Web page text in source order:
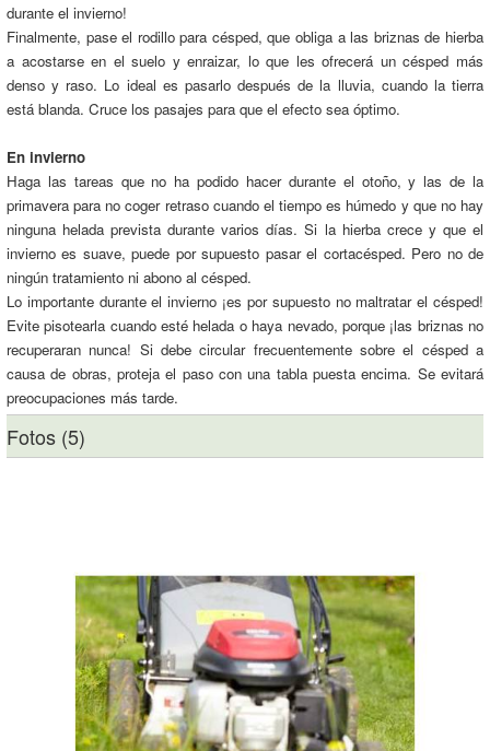
durante el invierno!
Finalmente, pase el rodillo para césped, que obliga a las briznas de hierba
a acostarse en el suelo y enraizar, lo que les ofrecerá un césped más
denso y raso. Lo ideal es pasarlo después de la lluvia, cuando la tierra
está blanda. Cruce los pasajes para que el efecto sea óptimo.
En invierno
Haga las tareas que no ha podido hacer durante el otoño, y las de la
primavera para no coger retraso cuando el tiempo es húmedo y que no hay
ninguna helada prevista durante varios días. Si la hierba crece y que el
invierno es suave, puede por supuesto pasar el cortacésped. Pero no de
ningún tratamiento ni abono al césped.
Lo importante durante el invierno ¡es por supuesto no maltratar el césped!
Evite pisotearla cuando esté helada o haya nevado, porque ¡las briznas no
recuperaran nunca! Si debe circular frecuentemente sobre el césped a
causa de obras, proteja el paso con una tabla puesta encima. Se evitará
preocupaciones más tarde.
Fotos (5)